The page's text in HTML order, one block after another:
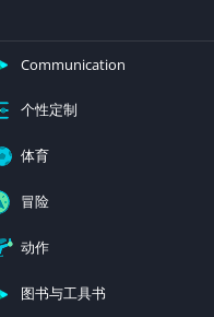
Communication
个性定制
体育
冒险
动作
图书与工具书